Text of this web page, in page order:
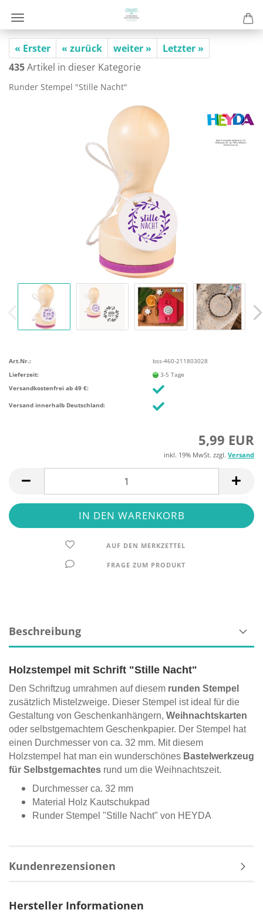
« Erster « zurück weiter »
Letzter »
435Artikel in dieser Kategorie
Run­der Stem­pel "Stil­le Nacht"
Art.Nr.:
bss-460-211803028
Lieferzeit:
3-5 Tage
Versandkostenfrei ab 49 €:
Versand innerhalb Deutschland:
5,99 EUR
inkl. 19% MwSt. zzgl. Versand
AUF DEN MERKZETTEL
FRAGE ZUM PRODUKT
Beschreibung
Holzstempel mit Schrift "Stille Nacht"
Den Schriftzug umrahmen auf diesem runden Stempel
zusätzlich Mistelzweige. Dieser Stempel ist ideal für die
Gestaltung von Geschenkanhängern, Weihnachtskarten
oder selbstgemachtem Geschenkpapier. Der Stempel hat
einen Durchmesser von ca. 32 mm. Mit diesem
Holzstempel hat man ein wunderschönes Bastelwerkzeug
für Selbstgemachtes rund um die Weihnachtszeit.
Durchmesser ca. 32 mm
Material Holz Kautschukpad
Runder Stempel "Stille Nacht" von HEYDA
Kundenrezensionen
Hersteller Informationen